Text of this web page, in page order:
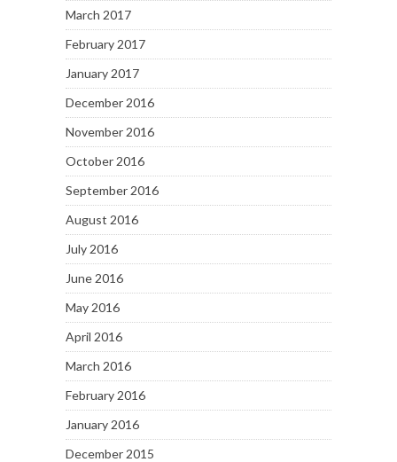
March 2017
February 2017
January 2017
December 2016
November 2016
October 2016
September 2016
August 2016
July 2016
June 2016
May 2016
April 2016
March 2016
February 2016
January 2016
December 2015